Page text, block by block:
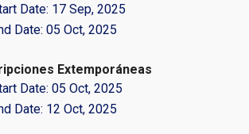
Date: 17 Sep, 2025
Date: 05 Oct, 2025
Extemporáneas
Date: 05 Oct, 2025
Date: 12 Oct, 2025